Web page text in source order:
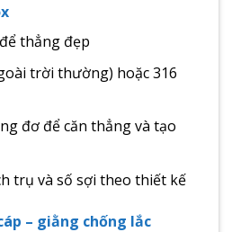
thẳng đẹp
trời thường) hoặc 316
đơ để căn thẳng và tạo
trụ và số sợi theo thiết kế
– giằng chống lắc